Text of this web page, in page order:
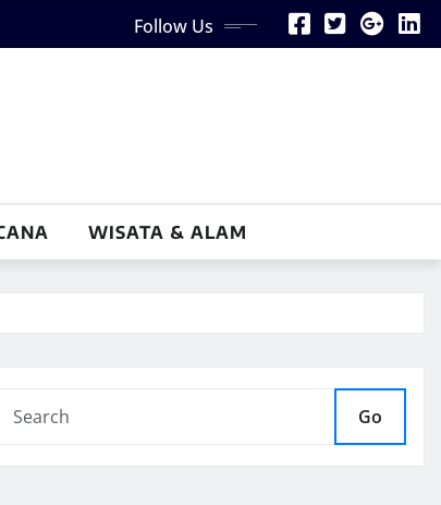
Follow Us
WISATA & ALAM
Go